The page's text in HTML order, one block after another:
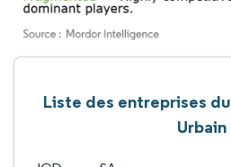
Liste des entreprises
Urbain